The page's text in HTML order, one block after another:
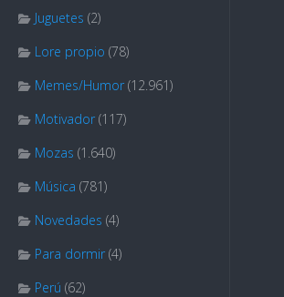
Juguetes (2)
Lore propio (78)
Memes/Humor (12.961)
Motivador (117)
Mozas (1.640)
Música (781)
Novedades (4)
Para dormir (4)
Perú (62)